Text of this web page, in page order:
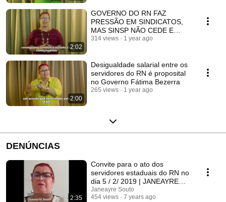
2:02
GOVERNO DO RN FAZ
PRESSÃO EM SINDICATOS,
MAS SINSP NÃO CEDE E
AVANÇA COM EMENDAS NA
314 views 1 year ago
2:00
Desigualdade salarial entre os
servidores do RN é proposital
no Governo Fátima Bezerra
265 views 1 year ago
DENÚNCIAS
2:35
Convite para o ato dos
servidores estaduais do RN no
dia 5 / 2/ 2019 | JANEAYRE
SOUTO
Janeayre Souto
454 views
7 years ago